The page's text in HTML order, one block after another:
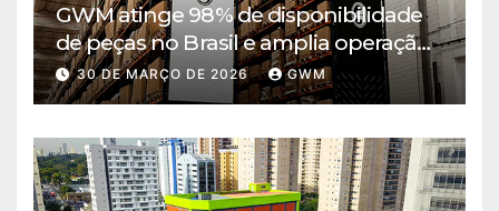
GWM atinge 98% de disponibilidade
de peças no Brasil e amplia operação
logística em Cajamar
30 DE MARÇO DE 2026 GWM